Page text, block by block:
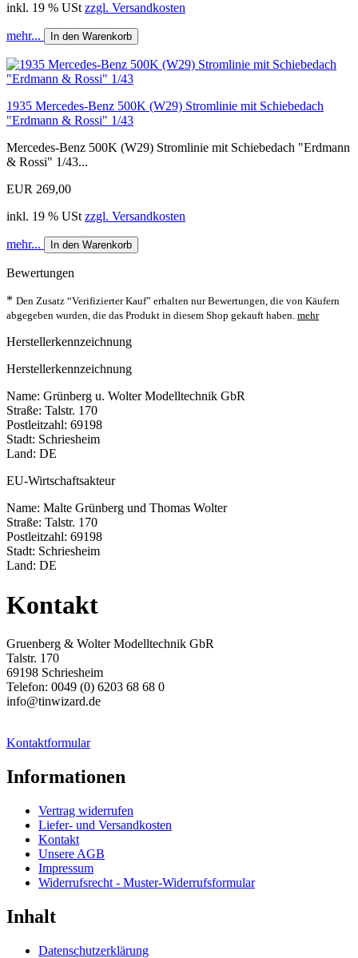
inkl. 19 % USt zzgl. Versandkosten
mehr... In den Warenkorb
1935 Mercedes-Benz 500K (W29) Stromlinie mit Schiebedach
"Erdmann & Rossi" 1/43
Mercedes-Benz 500K (W29) Stromlinie mit Schiebedach "Erdmann
& Rossi" 1/43...
EUR 269,00
inkl. 19 % USt zzgl. Versandkosten
mehr... In den Warenkorb
Bewertungen
* Den Zusatz “Verifizierter Kauf” erhalten nur Bewertungen, die von Käufern
abgegeben wurden, die das Produkt in diesem Shop gekauft haben. mehr
Herstellerkennzeichnung
Herstellerkennzeichnung
Name: Grünberg u. Wolter Modelltechnik GbR
Straße: Talstr. 170
Postleitzahl: 69198
Stadt: Schriesheim
Land: DE
EU-Wirtschaftsakteur
Name: Malte Grünberg und Thomas Wolter
Straße: Talstr. 170
Postleitzahl: 69198
Stadt: Schriesheim
Land: DE
Kontakt
Gruenberg & Wolter Modelltechnik GbR
Talstr. 170
69198 Schriesheim
Telefon: 0049 (0) 6203 68 68 0
info@tinwizard.de
Kontaktformular
Informationen
Vertrag widerrufen
Liefer- und Versandkosten
Kontakt
Unsere AGB
Impressum
Widerrufsrecht - Muster-Widerrufsformular
Inhalt
Datenschutzerklärung